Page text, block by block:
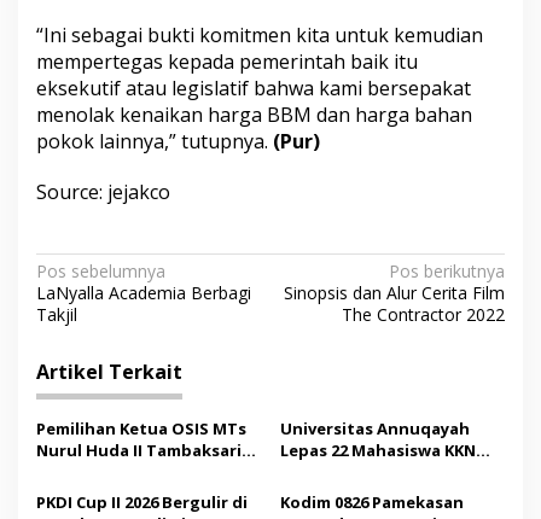
“Ini sebagai bukti komitmen kita untuk kemudian
mempertegas kepada pemerintah baik itu
eksekutif atau legislatif bahwa kami bersepakat
menolak kenaikan harga BBM dan harga bahan
pokok lainnya,” tutupnya. (Pur)
Source: jejakco
N
a
i
g
a
Pos sebelumnya
LaNyalla Academia Berbagi
Takjil
Pos berikutnya
Sinopsis dan Alur Cerita Film
The Contractor 2022
Artikel Terkait
Pemilihan Ketua OSIS MTs
Nurul Huda II Tambaksari
Demokrasi bagi Siswa
Universitas Annuqayah
Lepas 22 Mahasiswa KKN
Saudi
PKDI Cup II 2026 Bergulir di
Kodim 0826 Pamekasan